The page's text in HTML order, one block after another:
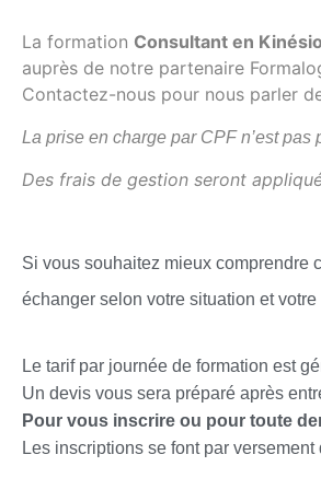
La formation Consultant en
auprès de notre partenaire
Contactez-nous pour nous parler
La prise en charge par CPF n’est pas
Des frais de gestion seront
Si vous souhaitez mieux comprendre
échanger selon votre situation et
Le tarif par journée de formation est
Un devis vous sera préparé après
Pour vous inscrire ou pour toute
Les inscriptions se font par